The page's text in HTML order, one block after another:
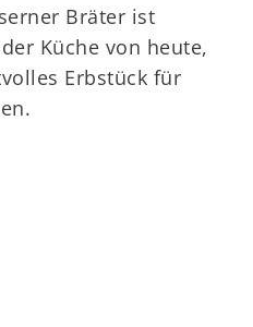
Bräter ist
Küche von heute,
Erbstück für